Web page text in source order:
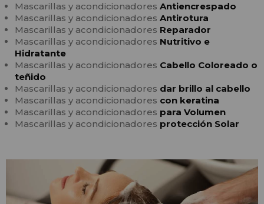
Mascarillas y acondicionadores Antiencrespado
Mascarillas y acondicionadores Antirotura
Mascarillas y acondicionadores Reparador
Mascarillas y acondicionadores Nutritivo e
Hidratante
Mascarillas y acondicionadores Cabello Coloreado o
teñido
Mascarillas y acondicionadores dar brillo al cabello
Mascarillas y acondicionadores con keratina
Mascarillas y acondicionadores para Volumen
Mascarillas y acondicionadores protección Solar